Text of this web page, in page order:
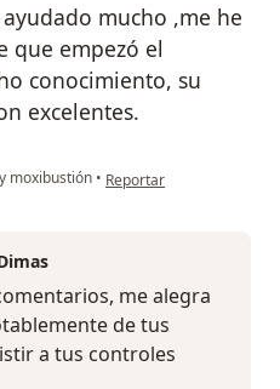
mucho ,me he
que empezó el
conocimiento, su
excelentes.
moxibustión • en opinión del usuario
Reportar
me alegra
de tus
a tus controles